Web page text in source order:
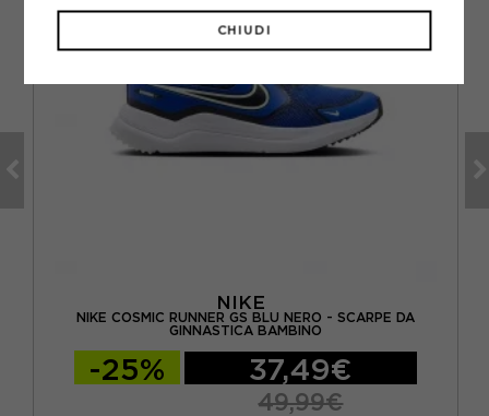
NIKE
NIKE COSMIC RUNNER GS BLU NERO - SCARPE DA
GINNASTICA BAMBINO
-25% 37,49€
49,99€
CHIUDI